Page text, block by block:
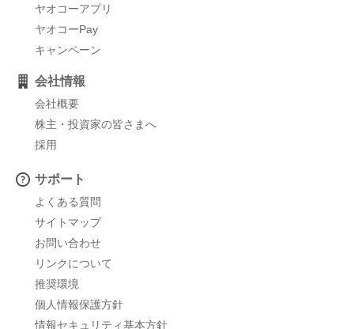
ヤオコーアプリ
ヤオコーPay
キャンペーン
会社情報
会社概要
株主・投資家の皆さまへ
採用
サポート
よくある質問
サイトマップ
お問い合わせ
リンクについて
推奨環境
個人情報保護方針
情報セキュリティ基本方針